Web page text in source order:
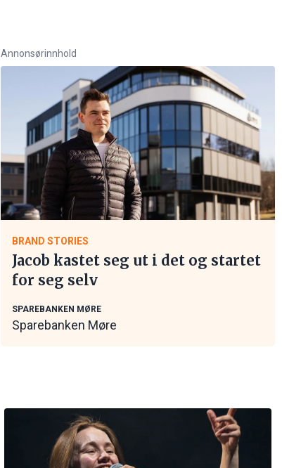
Annonsørinnhold
BRAND STORIES
Jacob kastet seg ut i det og startet
for seg selv
SPAREBANKEN MØRE
Sparebanken Møre